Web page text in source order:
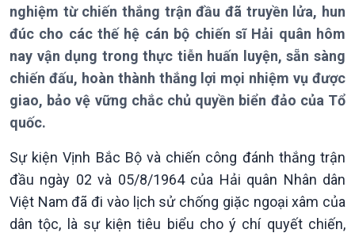
nghiệm từ chiến thắng trận đầu đã truyền lửa, hun
đúc cho các thế hệ cán bộ chiến sĩ Hải quân hôm
nay vận dụng trong thực tiễn huấn luyện, sẵn sàng
chiến đấu, hoàn thành thắng lợi mọi nhiệm vụ được
giao, bảo vệ vững chắc chủ quyền biển đảo của Tổ
quốc.
Sự kiện Vịnh Bắc Bộ và chiến công đánh thắng trận
đầu ngày 02 và 05/8/1964 của Hải quân Nhân dân
Việt Nam đã đi vào lịch sử chống giặc ngoại xâm của
dân tộc, là sự kiện tiêu biểu cho ý chí quyết chiến,